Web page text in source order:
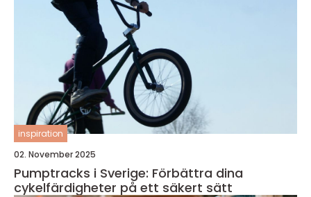
inspiration
02. November 2025
Pumptracks i Sverige: Förbättra dina
cykelfärdigheter på ett säkert sätt